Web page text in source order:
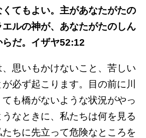
てもよい。主があなたがたの
ルの神が、あなたがたのしん
だ。イザヤ52:12
思いもかけないこと、苦しい
必ず起こります。目の前に川
も橋がないような状況がやっ
なときに、私たちは何を見る
ちに先立って危険なところを